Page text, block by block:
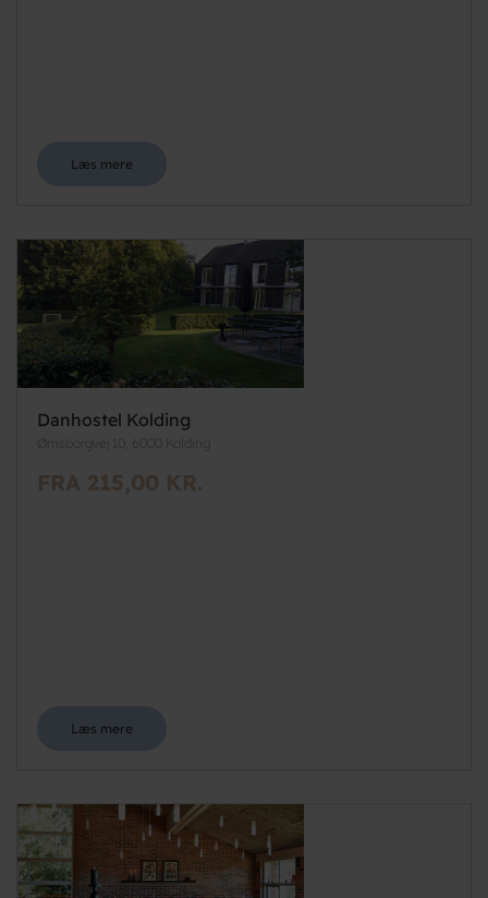
Læs mere
Danhostel Kolding
Ørnsborgvej 10, 6000 Kolding
FRA 215,00 KR.
Læs mere